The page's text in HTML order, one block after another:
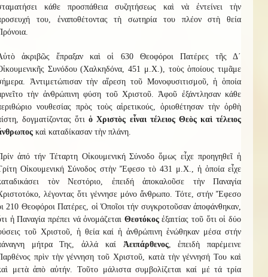
κάθε προσπάθεια συζητήσεως καὶ νὰ ἐντείνει τὴν
του, ἐναποθέτοντας τὴ σωτηρία του πλέον στὴ θεία
ἀκριβῶς ἔπραξαν καὶ οἱ 630 Θεοφόροι Πατέρες τῆς Δ΄
Συνόδου (Χαλκηδόνα, 451 μ.Χ.), τοὺς ὁποίους τιμᾶμε
Ἀντιμετώπισαν τὴν αἵρεση τοῦ Μονοφυσιτισμοῦ, ἡ ὁποία
τὴν ἀνθρώπινη φύση τοῦ Χριστοῦ. Ἀφοῦ ἐξάντλησαν κάθε
νουθεσίας πρὸς τοὺς αἱρετικούς, ὁριοθέτησαν τὴν ὀρθὴ
δογματίζοντας ὅτιὁ Χριστὸς εἶναι τέλειος Θεὸς καὶ τέλειος
καὶ καταδίκασαν τὴν πλάνη.
ἀπό τήν Τέταρτη Οἰκουμενική Σύνοδο ὅμως εἶχε προηγηθεῖ ἡ
Οἰκουμενική Σύνοδος στὴν Ἔφεσο τὸ 431 μ.Χ., ἡ ὁποία εἶχε
τὸν Νεστόριο, ἐπειδή ἀποκαλοῦσε τὴν Παναγία
λέγοντας ὅτι γέννησε μόνο ἄνθρωπο. Τότε, στήν Ἔφεσο
210 Θεοφόροι Πατέρες, οἱ Ὁποῖοι τήν συγκροτοῦσαν ἀποφάνθηκαν,
ἡ Παναγία πρέπει νά ὀνομάζεται Θεοτόκοςἐξαιτίας τοῦ ὅτι οἱ δύο
τοῦ Χριστοῦ, ἡ θεία καί ἡ ἀνθρώπινη ἑνώθηκαν μέσα στήν
μήτρα Της, ἀλλά καί Ἀειπάρθενος, ἐπειδὴ παρέμεινε
πρὶν τὴν γέννηση τοῦ Χριστοῦ, κατὰ τὴν γέννησή Του καὶ
μετὰ ἀπὸ αὐτήν. Τοῦτο μάλιστα συμβολίζεται καί μέ τά τρία